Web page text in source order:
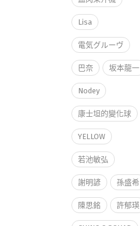
Lisa
電気グルーヴ
巴奈 坂本龍一
Nodey
康士坦的變化球
YELLOW
若池敏弘
謝明諺 孫盛希
陳思銘 許郁瑛